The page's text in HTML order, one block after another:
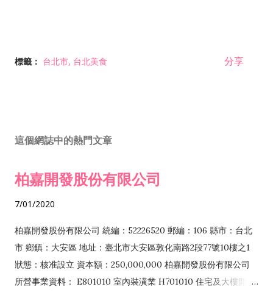
標籤： 台北市 台北美食 分享
這個網誌中的熱門文章
柏嘉開發股份有限公司
7/01/2020
柏嘉開發股份有限公司 統編：52226520 郵編：106 縣市：台北
市 鄉鎮：大安區 地址：臺北市大安區敦化南路2段77號10樓之1
狀態：核准設立 資本額：250,000,000 柏嘉開發股份有限公司
所營事業資料： E801010 室內裝潢業 H701010 住宅及大樓開發